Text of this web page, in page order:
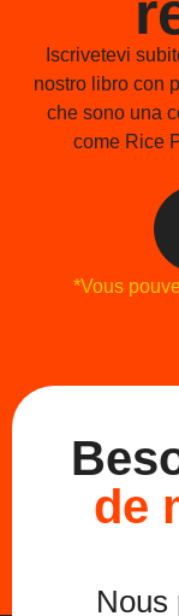
Iscrivetevi
nostro libro con
che sono una
come Rice
*Vous
de
Nous